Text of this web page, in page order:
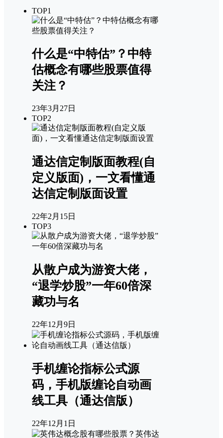
TOP1
什么是“中特估”？中特
估概念有哪些股票值得
关注？
23年3月27日
TOP2
通达信定制版面教程(自
定义版面)，一文看懂通
达信定制版面设置
22年2月15日
TOP3
从散户成为游资大佬，
“退学炒股”一年60倍深
藏功与名
22年12月9日
手机缠论指标公式源
码，手机版缠论自动画
线工具（通达信版）
22年12月1日